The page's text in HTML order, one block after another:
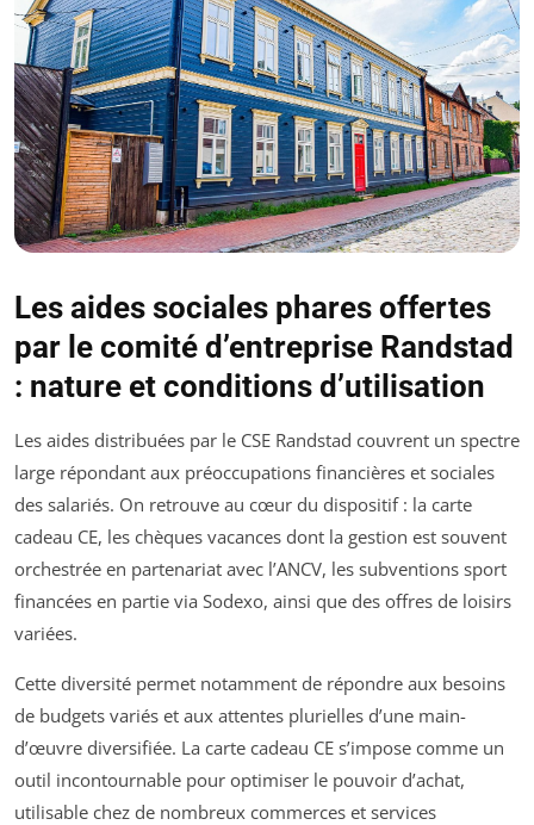
Les aides sociales phares offertes
par le comité d’entreprise Randstad
: nature et conditions d’utilisation
Les aides distribuées par le CSE Randstad couvrent un spectre
large répondant aux préoccupations financières et sociales
des salariés. On retrouve au cœur du dispositif : la carte
cadeau CE, les chèques vacances dont la gestion est souvent
orchestrée en partenariat avec l’ANCV, les subventions sport
financées en partie via Sodexo, ainsi que des offres de loisirs
variées.
Cette diversité permet notamment de répondre aux besoins
de budgets variés et aux attentes plurielles d’une main-
d’œuvre diversifiée. La carte cadeau CE s’impose comme un
outil incontournable pour optimiser le pouvoir d’achat,
utilisable chez de nombreux commerces et services